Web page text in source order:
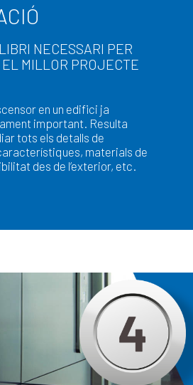
NECESSARI PER
MILLOR PROJECTE
en un edifici ja
important. Resulta
tots els detalls de
materials de
des de l’exterior, etc.